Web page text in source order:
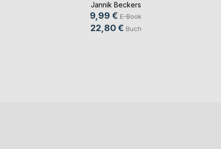
Jannik Beckers
9,99 € E-Book
22,80 € Buch